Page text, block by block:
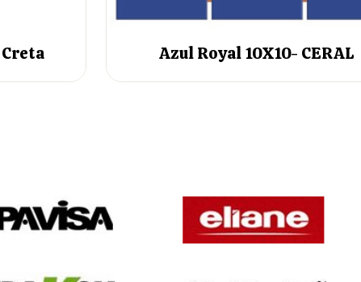
Azul Royal 10X10- CERAL